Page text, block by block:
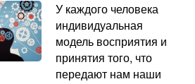
У каждого человека
индивидуальная
модель восприятия и
принятия того, что
передают нам наши